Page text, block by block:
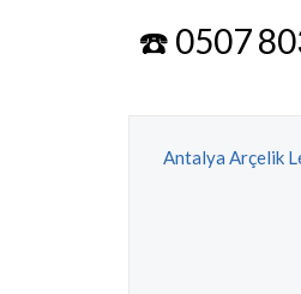
☎️ 0507
Antalya Arçelik